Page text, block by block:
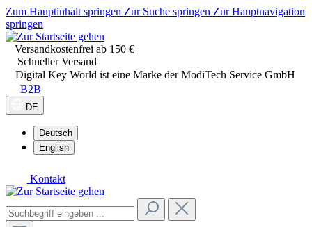
Zum Hauptinhalt springen Zur Suche springen Zur Hauptnavigation
springen
Versandkostenfrei ab 150 €
Schneller Versand
Digital Key World ist eine Marke der ModiTech Service GmbH
B2B
DE
Deutsch
English
Kontakt